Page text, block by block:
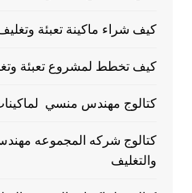
كيف شراء ماكينة تعبئة
كيف تخطط لمشروع تعبئة
كتالوج مهندس منسي لماكينات
كتالوج شركه المجموعه
والتغليف